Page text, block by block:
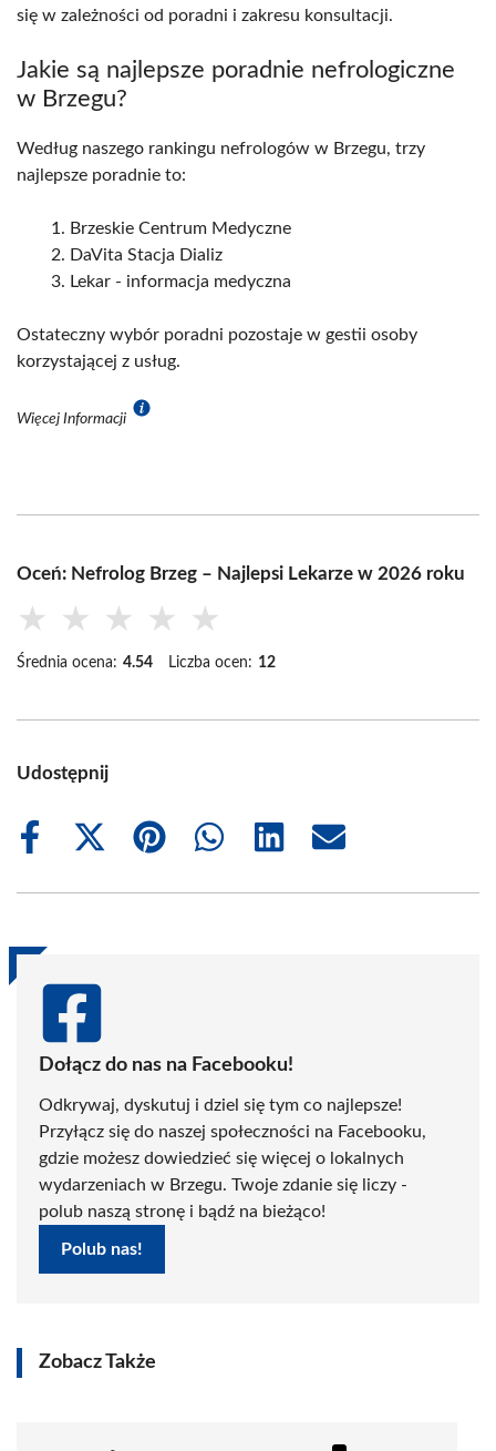
się w zależności od poradni i zakresu konsultacji.
Jakie są najlepsze poradnie nefrologiczne
w Brzegu?
Według naszego rankingu nefrologów w Brzegu, trzy
najlepsze poradnie to:
Brzeskie Centrum Medyczne
DaVita Stacja Dializ
Lekar - informacja medyczna
Ostateczny wybór poradni pozostaje w gestii osoby
korzystającej z usług.
Więcej Informacji
Oceń: Nefrolog Brzeg – Najlepsi Lekarze w 2026 roku
★ ★ ★ ★ ★
Średnia ocena: 4.54 Liczba ocen: 12
Udostępnij
Share
Share
(Twitter)
Share
Share
Share
Share
Dołącz do nas na Facebooku!
Odkrywaj, dyskutuj i dziel się tym co najlepsze!
Przyłącz się do naszej społeczności na Facebooku,
gdzie możesz dowiedzieć się więcej o lokalnych
wydarzeniach w Brzegu. Twoje zdanie się liczy -
polub naszą stronę i bądź na bieżąco!
Polub nas!
Zobacz Także